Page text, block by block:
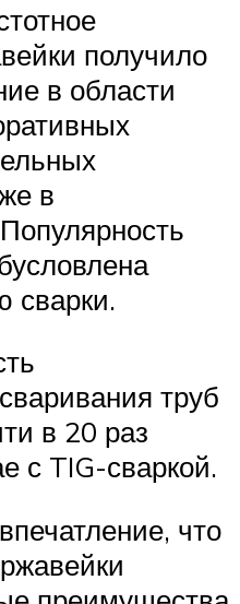
получило
в области
в
сварки.
труб
в 20 раз
с TIG-сваркой.
что